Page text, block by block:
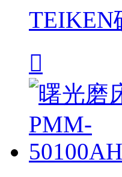
TEIKEN
